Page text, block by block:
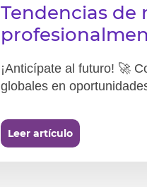
Tendencias de
¡Anticípate al futuro! 🚀
globales en
Leer artículo